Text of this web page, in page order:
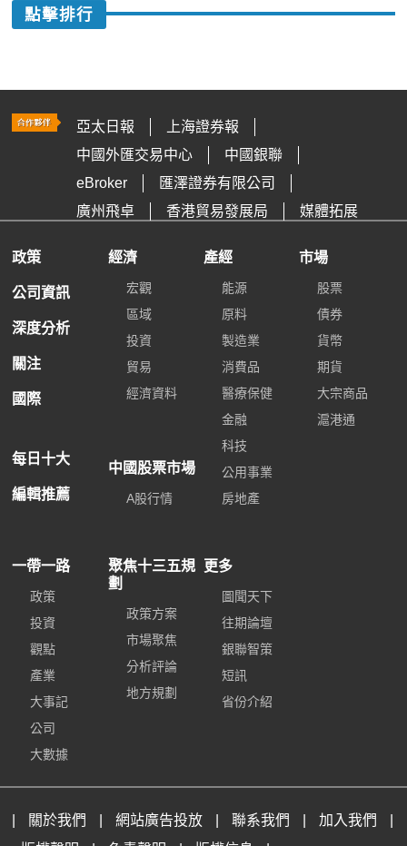
點擊排行
亞太日報
上海證券報
中國外匯交易中心
中國銀聯
eBroker
匯澤證券有限公司
廣州飛卓
香港貿易發展局 媒體拓展
政策
公司資訊
深度分析
關注
國際
每日十大
編輯推薦
經濟
宏觀
區域
投資
貿易
經濟資料
中國股票市場
A股行情
產經
能源
原料
製造業
消費品
醫療保健
金融
科技
公用事業
房地產
市場
股票
債券
貨幣
期貨
大宗商品
滬港通
一帶一路
政策
投資
觀點
產業
大事記
公司
大數據
聚焦十三五規
劃
政策方案
市場聚焦
分析評論
地方規劃
更多
圖聞天下
往期論壇
銀聯智策
短訊
省份介紹
關於我們 網站廣告投放 聯系我們 加入我們